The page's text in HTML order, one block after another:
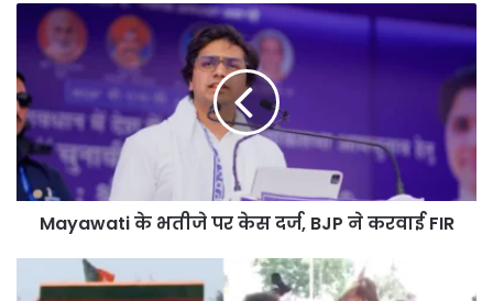
Mayawati
भतीजे
पर
केस
दर्ज,
BJP
ने
करवाई
Mayawati के भतीजे पर केस दर्ज, BJP ने करवाई FIR
Patra